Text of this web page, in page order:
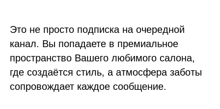
Это не просто подписка на очередной
канал. Вы попадаете в премиальное
пространство Вашего любимого салона,
где создаётся стиль, а атмосфера заботы
сопровождает каждое сообщение.